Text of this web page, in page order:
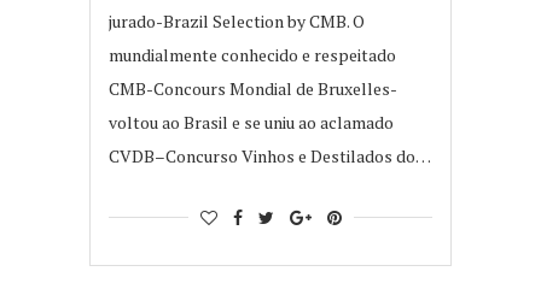
jurado-Brazil Selection by CMB. O
mundialmente conhecido e respeitado
CMB-Concours Mondial de Bruxelles-
voltou ao Brasil e se uniu ao aclamado
CVDB–Concurso Vinhos e Destilados do…